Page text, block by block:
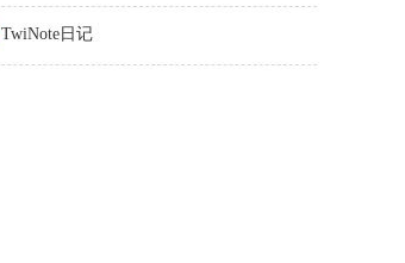
TwiNote日记